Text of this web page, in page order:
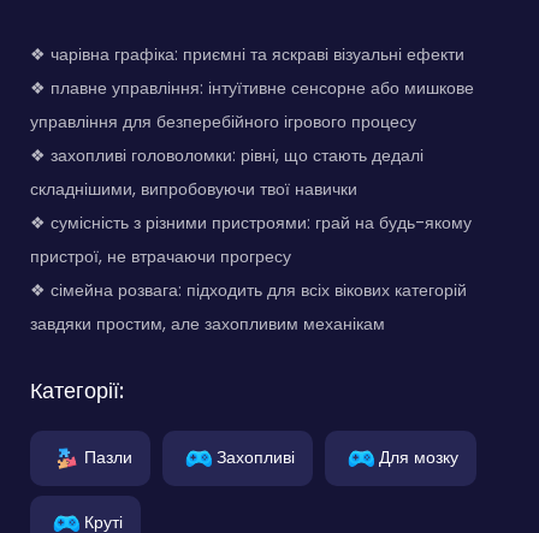
❖ чарівна графіка: приємні та яскраві візуальні ефекти
❖ плавне управління: інтуїтивне сенсорне або мишкове
управління для безперебійного ігрового процесу
❖ захопливі головоломки: рівні, що стають дедалі
складнішими, випробовуючи твої навички
❖ сумісність з різними пристроями: грай на будь-якому
пристрої, не втрачаючи прогресу
❖ сімейна розвага: підходить для всіх вікових категорій
завдяки простим, але захопливим механікам
Категорії:
Пазли Захопливі Для мозку
Круті